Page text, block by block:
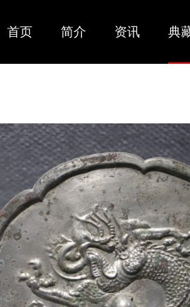
首页 简介 资讯 典